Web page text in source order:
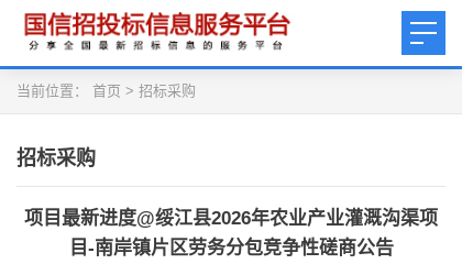
当前位置： 首页 > 招标采购
招标采购
项目最新进度@绥江县2026年农业产业灌溉沟渠项
目-南岸镇片区劳务分包竞争性磋商公告